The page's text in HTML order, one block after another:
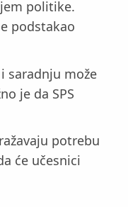
politike.
podstakao
saradnju može
je da SPS
potrebu
će učesnici